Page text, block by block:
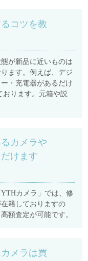
コツを教
が新品に近いものは
ます。例えば、デジ
・充電器があるだけ
おります。元箱や説
カメラや
けます
カメラ」では、修
籍しておりますの
額査定が可能です。
メラは買